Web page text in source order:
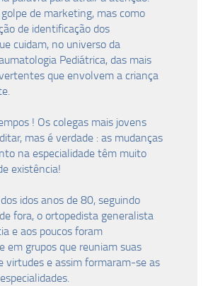
de marketing, mas como
de identificação dos
cuidam, no universo da
Pediátrica, das mais
que envolvem a criança
! Os colegas mais jovens
mas é verdade : as mudanças
na especialidade têm muito
existência!
idos anos de 80, seguindo
fora, o ortopedista generalista
e aos poucos foram
em grupos que reuniam suas
virtudes e assim formaram-se as